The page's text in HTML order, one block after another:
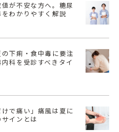
が不安な方へ。糖尿
わかりやすく解説
下痢・食中毒に要注
科を受診すべきタイ
で痛い」痛風は夏に
インとは